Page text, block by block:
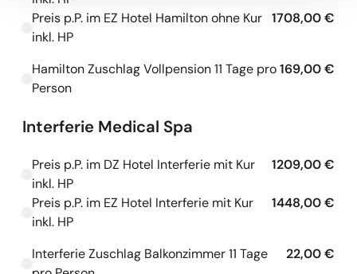
Kapazitäten werden geladen
Preis p.P. im EZ Hotel Hamilton ohne Kur
inkl. HP
1708,00 €
Kapazitäten werden geladen
Hamilton Zuschlag Vollpension 11 Tage pro
Person
169,00 €
Interferie Medical Spa
Kapazitäten werden geladen
Preis p.P. im DZ Hotel Interferie mit Kur
inkl. HP
1209,00 €
Kapazitäten werden geladen
Preis p.P. im EZ Hotel Interferie mit Kur
inkl. HP
1448,00 €
Kapazitäten werden geladen
Interferie Zuschlag Balkonzimmer 11 Tage
22,00 €